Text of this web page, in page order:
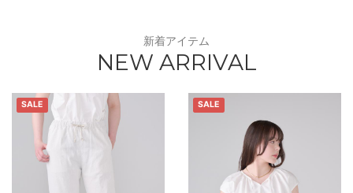
新着アイテム
NEW ARRIVAL
SALE SALE